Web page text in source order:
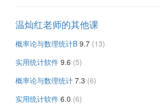
温灿红老师的其他课
概率论与数理统计B 9.7 (13)
实用统计软件 9.6 (5)
概率论与数理统计 7.3 (6)
实用统计软件 6.0 (6)